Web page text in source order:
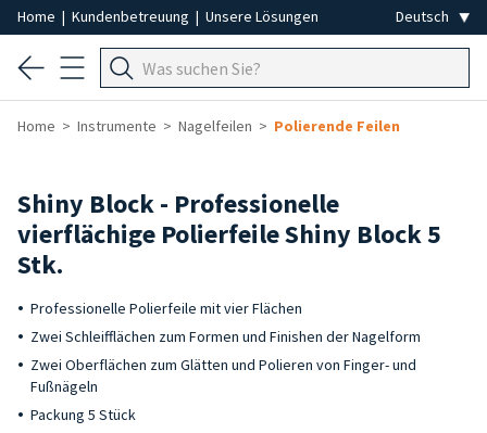
Home | Kundenbetreuung | Unsere Lösungen
Home Instrumente Nagelfeilen Polierende Feilen
Shiny Block - Professionelle
vierflächige Polierfeile Shiny Block 5
Stk.
Professionelle Polierfeile mit vier Flächen
Zwei Schleifflächen zum Formen und Finishen der Nagelform
Zwei Oberflächen zum Glätten und Polieren von Finger- und
Fußnägeln
Packung 5 Stück